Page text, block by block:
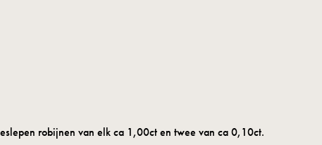
robijnen van elk ca 1,00ct en twee van ca 0,10ct.